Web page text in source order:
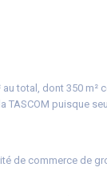
total, dont 350 m²
puisque
de commerce de